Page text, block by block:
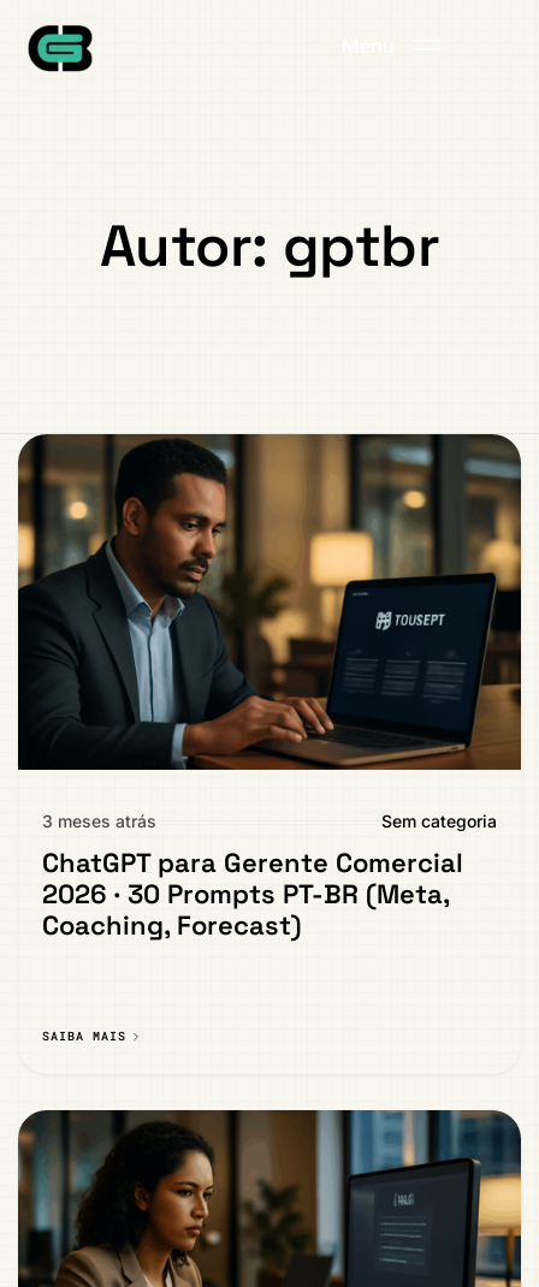
Menu
Autor: gptbr
3 meses atrás Sem categoria
ChatGPT para Gerente Comercial
2026 · 30 Prompts PT-BR (Meta,
Coaching, Forecast)
SAIBA MAIS